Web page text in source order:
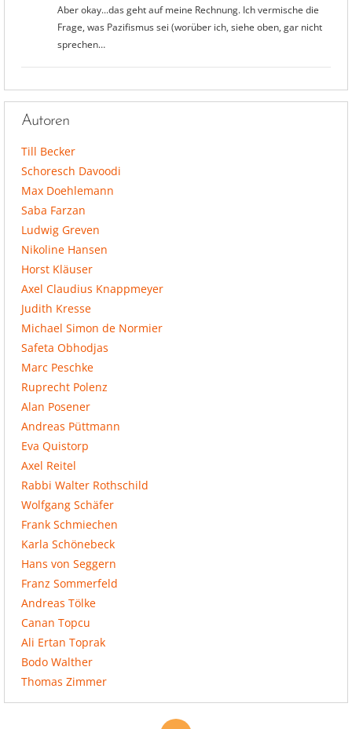
Aber okay...das geht auf meine Rechnung. Ich vermische die
Frage, was Pazifismus sei (worüber ich, siehe oben, gar nicht
sprechen…
Autoren
Till Becker
Schoresch Davoodi
Max Doehlemann
Saba Farzan
Ludwig Greven
Nikoline Hansen
Horst Kläuser
Axel Claudius Knappmeyer
Judith Kresse
Michael Simon de Normier
Safeta Obhodjas
Marc Peschke
Ruprecht Polenz
Alan Posener
Andreas Püttmann
Eva Quistorp
Axel Reitel
Rabbi Walter Rothschild
Wolfgang Schäfer
Frank Schmiechen
Karla Schönebeck
Hans von Seggern
Franz Sommerfeld
Andreas Tölke
Canan Topcu
Ali Ertan Toprak
Bodo Walther
Thomas Zimmer